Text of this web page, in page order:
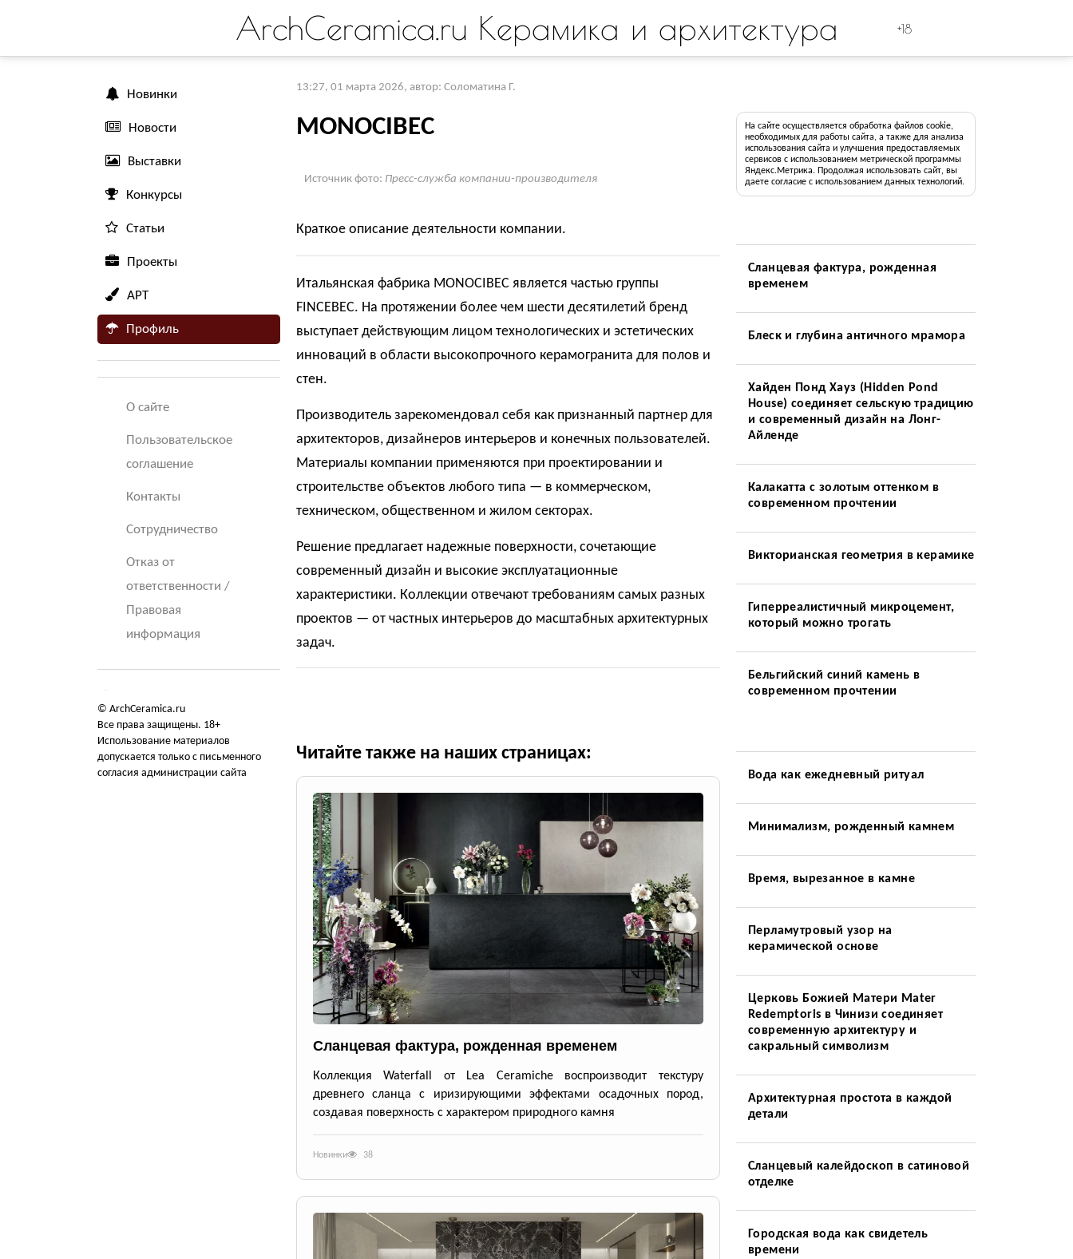
ArchCeramica.ru Керамика и архитектура +18
Новинки
Новости
Выставки
Конкурсы
Статьи
Проекты
АРТ
Профиль
О сайте
Пользовательское
соглашение
Контакты
Сотрудничество
Отказ от
ответственности /
Правовая
информация
© ArchCeramica.ru
Все права защищены. 18+
Использование материалов
допускается только с письменного
согласия администрации сайта
13:27, 01 марта 2026, автор: Соломатина Г.
MONOCIBEC
Источник фото: Пресс-служба компании-производителя
Краткое описание деятельности компании.
Итальянская фабрика MONOCIBEC является частью группы
FINCEBEC. На протяжении более чем шести десятилетий бренд
выступает действующим лицом технологических и эстетических
инноваций в области высокопрочного керамогранита для полов и
стен.
Производитель зарекомендовал себя как признанный партнер для
архитекторов, дизайнеров интерьеров и конечных пользователей.
Материалы компании применяются при проектировании и
строительстве объектов любого типа — в коммерческом,
техническом, общественном и жилом секторах.
Решение предлагает надежные поверхности, сочетающие
современный дизайн и высокие эксплуатационные
характеристики. Коллекции отвечают требованиям самых разных
проектов — от частных интерьеров до масштабных архитектурных
задач.
Читайте также на наших страницах:
Сланцевая фактура, рожденная временем
Коллекция Waterfall от Lea Ceramiche воспроизводит текстуру
древнего сланца с иризирующими эффектами осадочных пород,
создавая поверхность с характером природного камня
Новинки 38
На сайте осуществляется обработка файлов cookie,
необходимых для работы сайта, а также для анализа
использования сайта и улучшения предоставляемых
сервисов с использованием метрической программы
Яндекс.Метрика. Продолжая использовать сайт, вы
даете согласие с использованием данных технологий.
Сланцевая фактура, рожденная
временем
Блеск и глубина античного мрамора
Хайден Понд Хауз (Hidden Pond
House) соединяет сельскую традицию
и современный дизайн на Лонг-
Айленде
Калакатта с золотым оттенком в
современном прочтении
Викторианская геометрия в керамике
Гиперреалистичный микроцемент,
который можно трогать
Бельгийский синий камень в
современном прочтении
Вода как ежедневный ритуал
Минимализм, рожденный камнем
Время, вырезанное в камне
Перламутровый узор на
керамической основе
Церковь Божией Матери Mater
Redemptoris в Чинизи соединяет
современную архитектуру и
сакральный символизм
Архитектурная простота в каждой
детали
Сланцевый калейдоскоп в сатиновой
отделке
Городская вода как свидетель
времени